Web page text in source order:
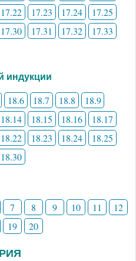
17.22 17.23 17.24
17.25
17.30 17.31 17.32
17.33
индукции
18.6 18.7 18.8
18.9
18.14 18.15 18.16
18.17
18.22 18.23 18.24
18.25
18.30
7 8 9 10 11
12
19 20